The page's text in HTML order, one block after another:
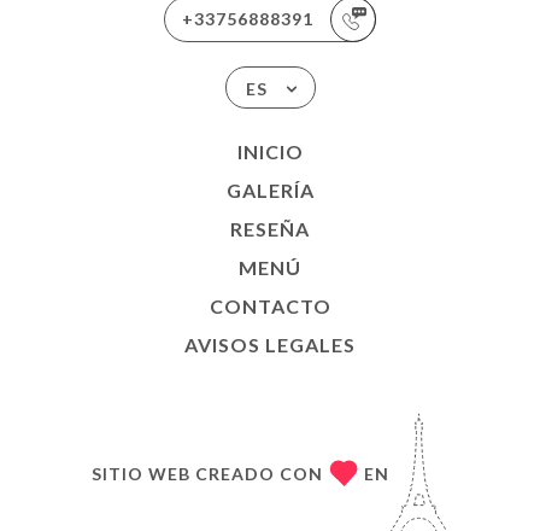
+33756888391
ES
INICIO
GALERÍA
RESEÑA
MENÚ
CONTACTO
AVISOS LEGALES
SITIO WEB CREADO CON EN